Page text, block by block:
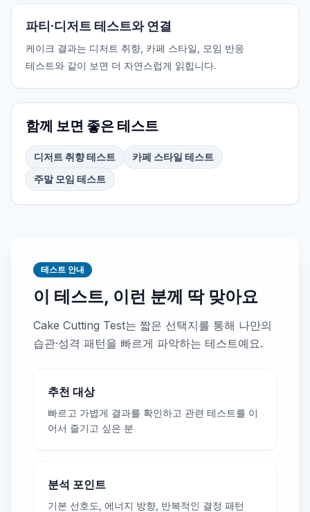
파티·디저트 테스트와 연결
케이크 결과는 디저트 취향, 카페 스타일, 모임 반응
테스트와 같이 보면 더 자연스럽게 읽힙니다.
함께 보면 좋은 테스트
디저트 취향 테스트
카페 스타일 테스트
주말 모임 테스트
테스트 안내
이 테스트, 이런 분께 딱 맞아요
Cake Cutting Test는 짧은 선택지를 통해 나만의
습관·성격 패턴을 빠르게 파악하는 테스트예요.
추천 대상
빠르고 가볍게 결과를 확인하고 관련 테스트를 이
어서 즐기고 싶은 분
분석 포인트
기본 선호도, 에너지 방향, 반복적인 결정 패턴